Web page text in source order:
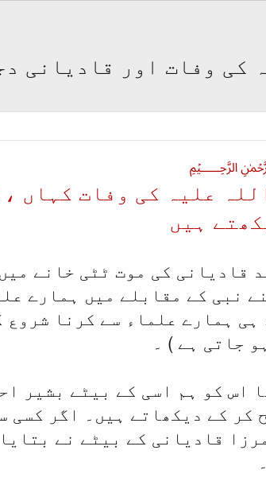
کی وفات اور قادیانی
علیہ کی وفات کہاں
ہیں
قادیانی کی موت ٹٹی خانے
نبی کے مقابلے میں ہمارے
ہمارے علماء سے کرنا
جاتی ہے ) ۔
اس کو ہم اسی کے بیٹے بشیر
کر کے دیکھاتے ہیں۔ اگر کسی
قادیانی کے بیٹے نے